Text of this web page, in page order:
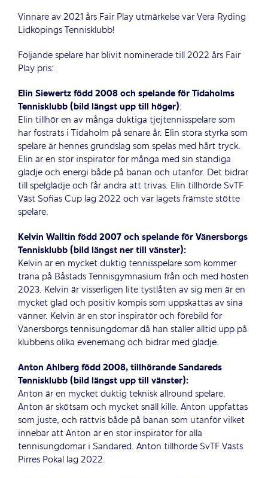
Vinnare av 2021 års Fair Play utmärkelse var Vera Ryding
Lidköpings Tennisklubb!
Följande spelare har blivit nominerade till 2022 års Fair
Play pris:
Elin Siewertz född 2008 och spelande för Tidaholms
Tennisklubb (bild längst upp till höger):
Elin tillhör en av många duktiga tjejtennisspelare som
har fostrats i Tidaholm på senare år. Elin stora styrka som
spelare är hennes grundslag som spelas med hårt tryck.
Elin är en stor inspiratör för många med sin ständiga
glädje och energi både på banan och utanför. Det bidrar
till spelglädje och får andra att trivas. Elin tillhörde SvTF
Väst Sofias Cup lag 2022 och var lagets främste stötte
spelare.
Kelvin Walltin född 2007 och spelande för Vänersborgs
Tennisklubb (bild längst ner till vänster):
Kelvin är en mycket duktig tennisspelare som kommer
träna på Båstads Tennisgymnasium från och med hösten
2023. Kelvin är visserligen lite tystlåten av sig men är en
mycket glad och positiv kompis som uppskattas av sina
vänner. Kelvin är en stor inspiratör och förebild för
Vänersborgs tennisungdomar då han ställer alltid upp på
klubbens olika evenemang och bidrar med glädje.
Anton Ahlberg född 2008, tillhörande Sandareds
Tennisklubb (bild längst upp till vänster):
Anton är en mycket duktig teknisk allround spelare.
Anton är skötsam och mycket snäll kille. Anton uppfattas
som juste, och rättvis både på banan som utanför vilket
innebär att Anton är en stor inspiratör för alla
tennisungdomar i Sandared. Anton tillhörde SvTF Västs
Pirres Pokal lag 2022.